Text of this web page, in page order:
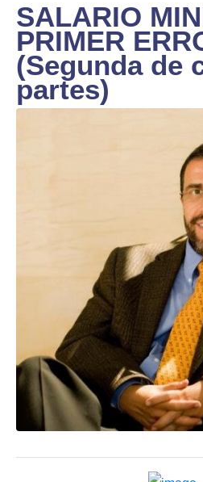
SALARIO
PRIMER
(Segunda de
partes)